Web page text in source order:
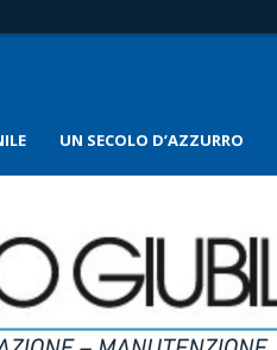
UN SECOLO D’AZZURRO